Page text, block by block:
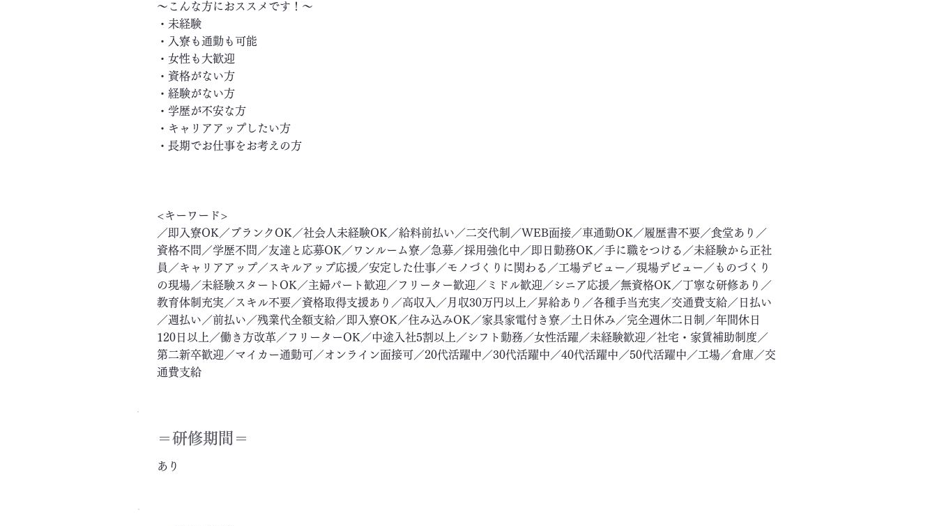
～こんな方におススメです！～
・未経験
・入寮も通勤も可能
・女性も大歓迎
・資格がない方
・経験がない方
・学歴が不安な方
・キャリアアップしたい方
・長期でお仕事をお考えの方
<キーワード>
／即入寮OK／ブランクOK／社会人未経験OK／給料前払い／二交代制／WEB面接／車通勤OK／履歴書不要／食堂あり／
資格不問／学歴不問／友達と応募OK／ワンルーム寮／急募／採用強化中／即日勤務OK／手に職をつける／未経験から正社
員／キャリアアップ／スキルアップ応援／安定した仕事／モノづくりに関わる／工場デビュー／現場デビュー／ものづくり
の現場／未経験スタートOK／主婦パート歓迎／フリーター歓迎／ミドル歓迎／シニア応援／無資格OK／丁寧な研修あり／
教育体制充実／スキル不要／資格取得支援あり／高収入／月収30万円以上／昇給あり／各種手当充実／交通費支給／日払い
／週払い／前払い／残業代全額支給／即入寮OK／住み込みOK／家具家電付き寮／土日休み／完全週休二日制／年間休日
120日以上／働き方改革／フリーターOK／中途入社5割以上／シフト勤務／女性活躍／未経験歓迎／社宅・家賃補助制度／
第二新卒歓迎／マイカー通勤可／オンライン面接可／20代活躍中／30代活躍中／40代活躍中／50代活躍中／工場／倉庫／交
通費支給
＝​研修期間＝
あり